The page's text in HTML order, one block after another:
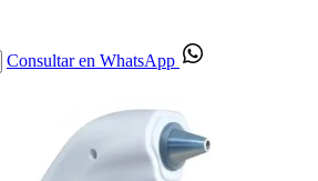
Consultar en WhatsApp